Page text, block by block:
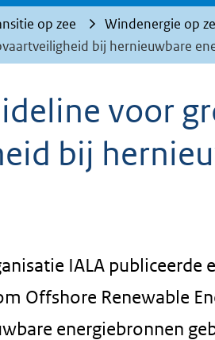
op zee Windenergie op
bij hernieuwbare
voor
bij
IALA publiceerde
Offshore Renewable
energiebronnen